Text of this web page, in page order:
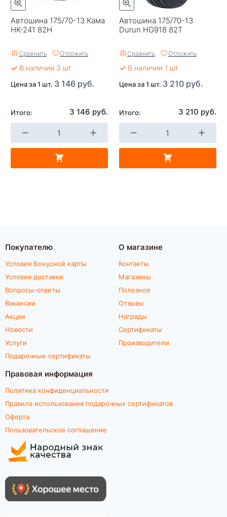
Автошина 175/70-13 Кама
НК-241 82H
Сравнить Отложить
В наличии 3 шт
Цена за 1 шт. 3 146 руб.
Итого: 3 146 руб.
Автошина 175/70-13
Durun HG918 82T
Сравнить Отложить
В наличии 1 шт
Цена за 1 шт. 3 210 руб.
Итого: 3 210 руб.
Покупателю
Условия Бонусной карты
Условия доставки
Вопросы-ответы
Вакансии
Акции
Новости
Услуги
Подарочные сертификаты
О магазине
Контакты
Магазины
Полезное
Отзывы
Награды
Сертификаты
Производители
Правовая информация
Политика конфиденциальности
Правила использования подарочных сертификатов
Оферта
Пользовательское соглашение